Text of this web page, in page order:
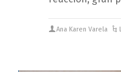
Ana Karen Varela